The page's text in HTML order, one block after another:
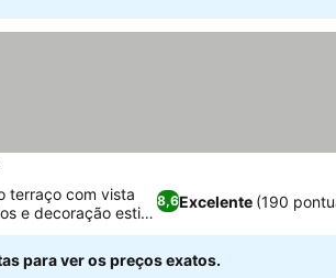
8,6Excelente (190
terraço com vista
e decoração estilo
para ver os preços exatos.